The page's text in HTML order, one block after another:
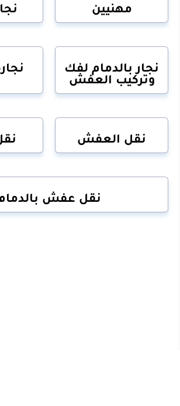
مهنيين
نجار بالدمام لفك
وتركيب العفش
نقل العفش
نقل عفش